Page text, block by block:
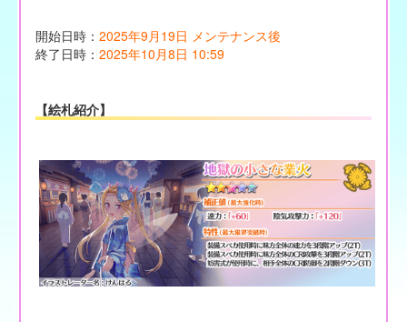
開始日時： 2025年9月19日 メンテナンス後
終了日時： 2025年10月8日 10:59
【絵札紹介】